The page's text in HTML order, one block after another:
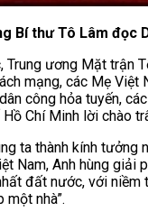
Bí thư Tô Lâm đọc
Trung ương Mặt trận
mạng, các Mẹ
công hỏa tuyến,
Hồ Chí Minh lời chào
ta thành kính
Nam, Anh hùng giải
đất nước, với
nhà”.